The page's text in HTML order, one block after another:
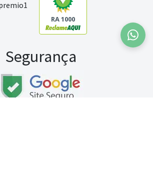
RA 1000
Segurança